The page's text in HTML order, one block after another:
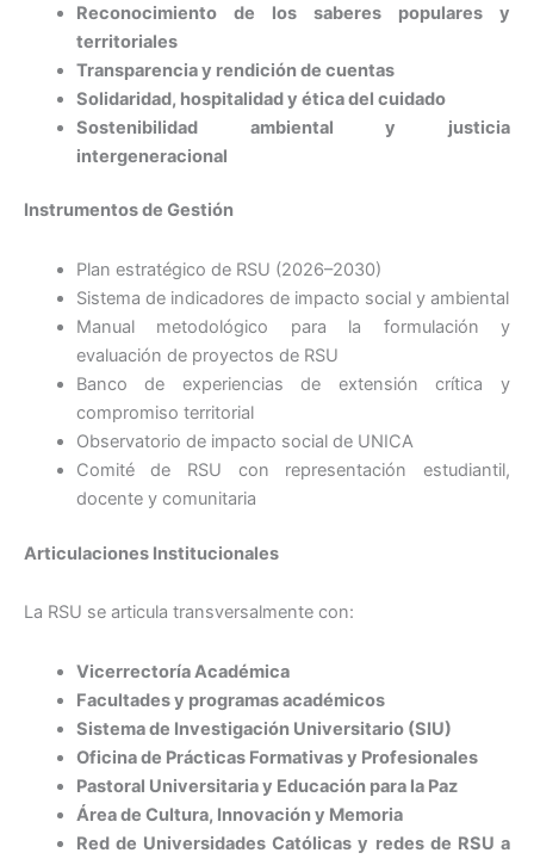
Reconocimiento de los saberes populares y
territoriales
Transparencia y rendición de cuentas
Solidaridad, hospitalidad y ética del cuidado
Sostenibilidad ambiental y justicia
intergeneracional
Instrumentos de Gestión
Plan estratégico de RSU (2026–2030)
Sistema de indicadores de impacto social y ambiental
Manual metodológico para la formulación y
evaluación de proyectos de RSU
Banco de experiencias de extensión crítica y
compromiso territorial
Observatorio de impacto social de UNICA
Comité de RSU con representación estudiantil,
docente y comunitaria
Articulaciones Institucionales
La RSU se articula transversalmente con:
Vicerrectoría Académica
Facultades y programas académicos
Sistema de Investigación Universitario (SIU)
Oficina de Prácticas Formativas y Profesionales
Pastoral Universitaria y Educación para la Paz
Área de Cultura, Innovación y Memoria
Red de Universidades Católicas y redes de RSU a